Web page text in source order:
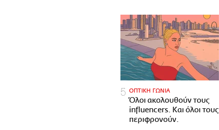
ΟΠΤΙΚΗ ΓΩΝΙΑ
Όλοι ακολουθούν τους
influencers. Και όλοι τους
περιφρονούν.